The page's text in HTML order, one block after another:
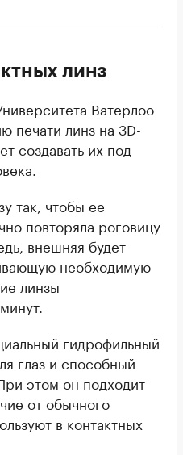
линз
Ватерлоо
печати линз на 3D-
создавать их под
так, чтобы ее
повторяла роговицу
внешняя будет
необходимую
линзы
гидрофильный
глаз и способный
этом он подходит
от обычного
в контактных